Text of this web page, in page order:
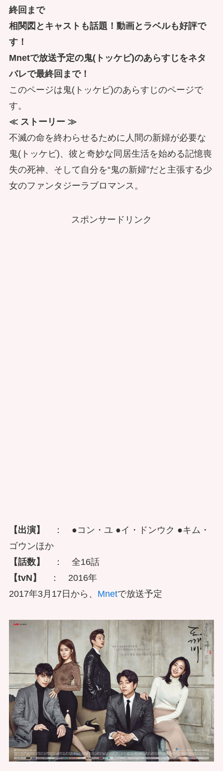
終回まで
相関図とキャストも話題！動画とラベルも好評で
す！
Mnetで放送予定の鬼(トッケビ)のあらすじをネタ
バレで最終回まで！
このページは鬼(トッケビ)のあらすじのページで
す。
≪ ストーリー ≫
不滅の命を終わらせるために人間の新婦が必要な
鬼(トッケビ)、彼と奇妙な同居生活を始める記憶喪
失の死神、そして自分を“鬼の新婦”だと主張する少
女のファンタジーラブロマンス。
スポンサードリンク
【出演】
： ●コン・ユ ●イ・ドンウク ●キム・
ゴウンほか
【話数】
： 全16話
【tvN】
： 2016年
2017年3月17日から、 Mnetで放送予定